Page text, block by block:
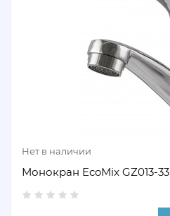
Нет в наличии
Монокран EcoMix GZ013-33